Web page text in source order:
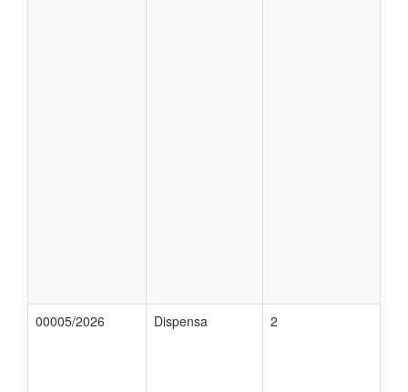
00005/2026 Dispensa 2